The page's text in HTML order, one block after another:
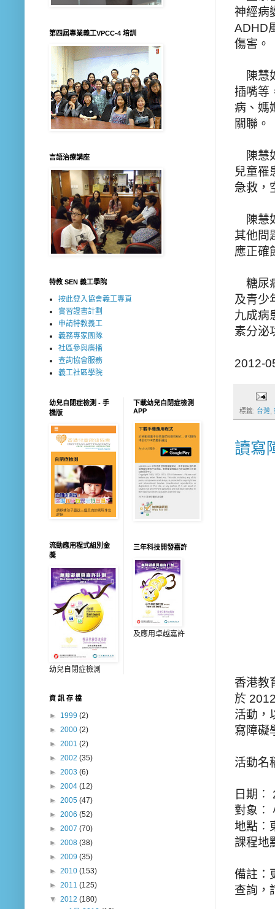
神經病
ADHD
傷害。
陳慧
插嘴等
病、媽
關聯。
陳慧
兒童罹
急救，
陳慧
其他問
應正確
糖尿
及青少
九成病
素分泌
2012-
標籤: 台灣
讀寫
香港教
於
活動，
寫障礙
活動名
日期︰
對象︰
地點︰
課程地
備註：
查詢，
第四屆專業義工VPCC-4 培訓
言語治療講座
特教 SEN 義工學院
按此登入協會義工專頁
實習證書計劃
申請特教義工
義務專家團隊
社區參與廣播
查詢協會服務
義工社區學院
幼兒自閉症檢測 - 手
機版
流動應用程式組別金
獎
幼兒自閉症檢測
下載幼兒自閉症檢測
APP
三年科技開發嘉許
及應用卓越嘉許
資 訊 存 檔
► 1999 (2)
► 2000 (2)
► 2001 (2)
► 2002 (35)
► 2003 (6)
► 2004 (12)
► 2005 (47)
► 2006 (52)
► 2007 (70)
► 2008 (38)
► 2009 (35)
► 2010 (153)
► 2011 (125)
▼ 2012 (180)